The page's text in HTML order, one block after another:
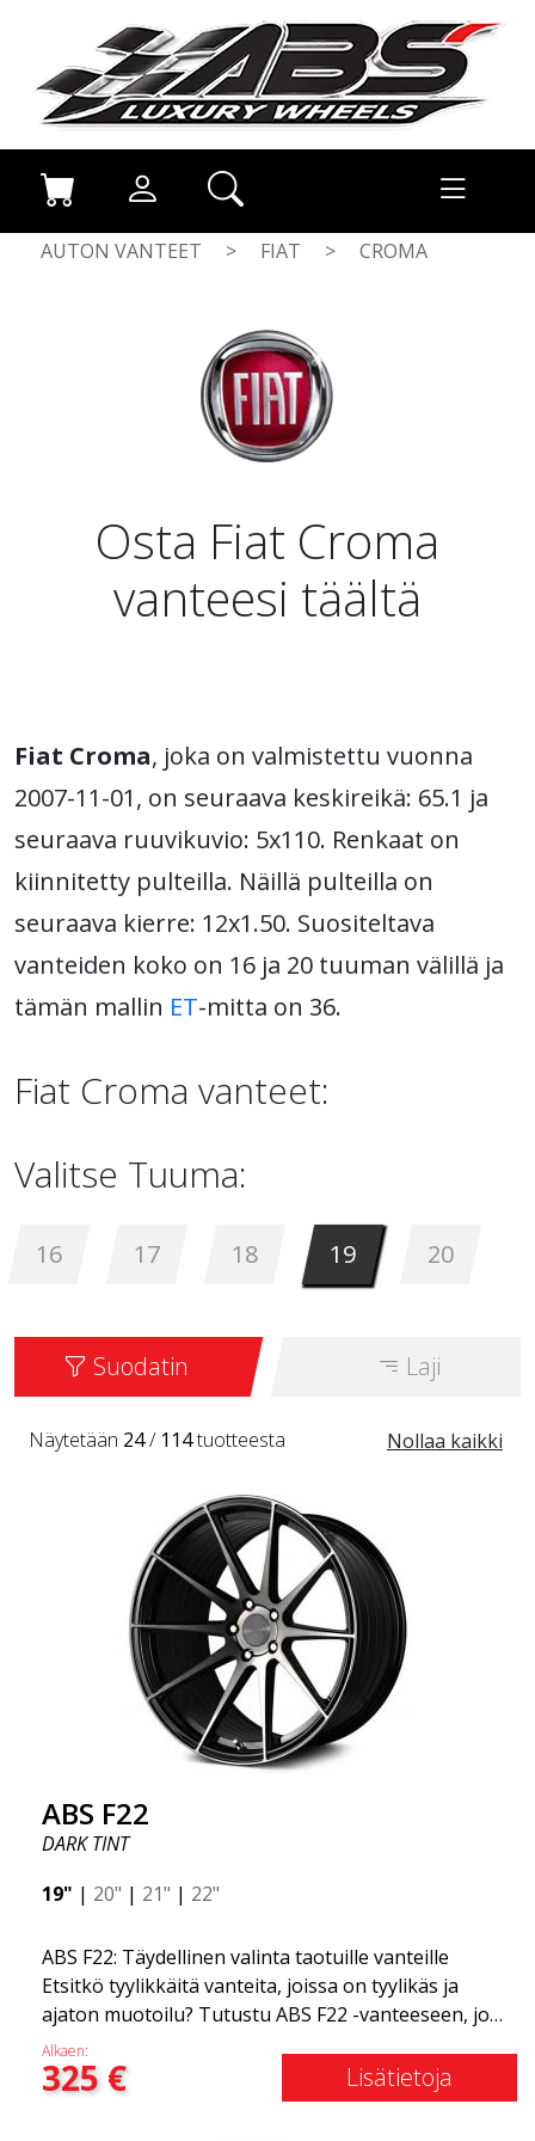
AUTON VANTEET > FIAT > CROMA
Osta Fiat Croma
vanteesi täältä
Fiat Croma, joka on valmistettu vuonna
2007-11-01, on seuraava keskireikä: 65.1 ja
seuraava ruuvikuvio: 5x110. Renkaat on
kiinnitetty pulteilla. Näillä pulteilla on
seuraava kierre: 12x1.50. Suositeltava
vanteiden koko on 16 ja 20 tuuman välillä ja
tämän mallin ET-mitta on 36.
Fiat Croma vanteet:
Valitse Tuuma:
16 17 18 19 20
Suodatin Laji
Nollaa kaikki
Näytetään 24/ 114tuotteesta
ABS F22
DARK TINT
19" | 20" | 21" | 22"
ABS F22: Täydellinen valinta taotuille vanteille
Etsitkö tyylikkäitä vanteita, joissa on tyylikäs ja
ajaton muotoilu? Tutustu ABS F22 -vanteeseen, joka
on uusi lisäys ABS Luxury Wheels -perheeseen.
Tämän vanteen suuri etu on jopa 50 %:n
painonvähennys. Kaikkien maailman johtavien kilpa-
Alkaen:
325€ Lisätietoja